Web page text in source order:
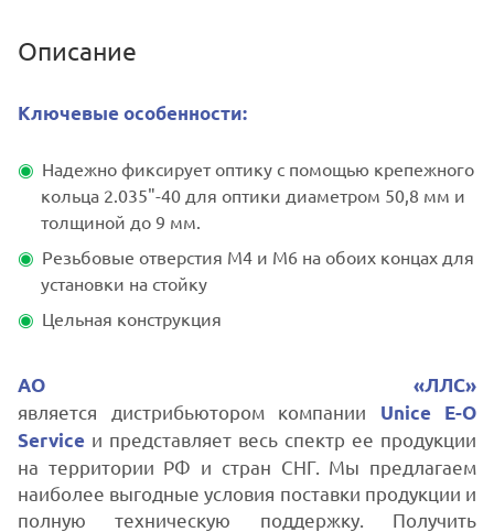
Описание
Ключевые особенности:
Надежно фиксирует оптику с помощью крепежного
кольца 2.035"-40 для оптики диаметром 50,8 мм и
толщиной до 9 мм.
Резьбовые отверстия M4 и M6 на обоих концах для
установки на стойку
Цельная конструкция
АО «ЛЛС»
является дистрибьютором компании Unice E-O
Service и представляет весь спектр ее продукции
на территории РФ и стран СНГ. Мы предлагаем
наиболее выгодные условия поставки продукции и
полную техническую поддержку. Получить